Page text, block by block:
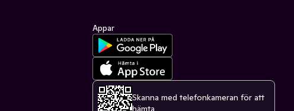
Appar
Skanna med telefonkameran för att
hämta